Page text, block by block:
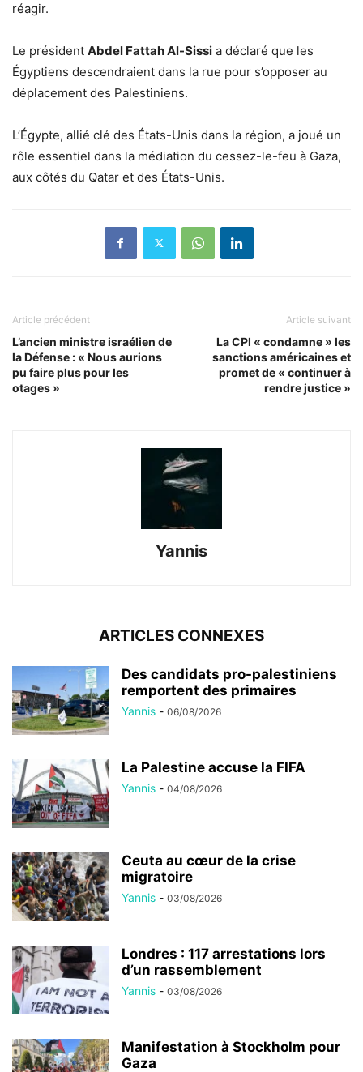
réagir.
Le président Abdel Fattah Al-Sissi a déclaré que les
Égyptiens descendraient dans la rue pour s’opposer au
déplacement des Palestiniens.
L’Égypte, allié clé des États-Unis dans la région, a joué un
rôle essentiel dans la médiation du cessez-le-feu à Gaza,
aux côtés du Qatar et des États-Unis.
Article précédent
L’ancien ministre israélien de
la Défense : « Nous aurions
pu faire plus pour les
otages »
Article suivant
La CPI « condamne » les
sanctions américaines et
promet de « continuer à
rendre justice »
Yannis
ARTICLES CONNEXES
Des candidats pro-palestiniens
remportent des primaires
Yannis - 06/08/2026
La Palestine accuse la FIFA
Yannis - 04/08/2026
Ceuta au cœur de la crise
migratoire
Yannis - 03/08/2026
Londres : 117 arrestations lors
d’un rassemblement
Yannis - 03/08/2026
Manifestation à Stockholm pour
Gaza